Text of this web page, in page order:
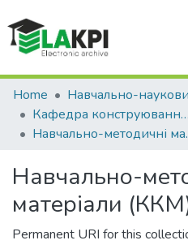
Communities & Collections
All of DSpace
Home
Кафедра конструювання машин (ККМ)
Навчально-
матеріали
Permanent URI for this